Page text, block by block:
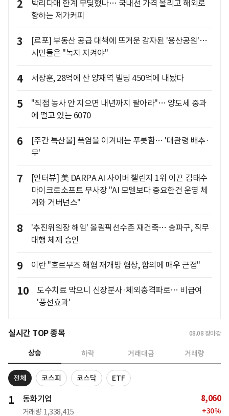
2
박리다매 한계 부딪혔나… 국내선 가격 올리고 해외로
향하는 저가커피
3
[르포] 부동산 공급 대책에 뜨거운 감자된 '용산공원'…
시민들은 "녹지 지켜야"
4 서장훈, 28억에 산 양재역 빌딩 450억에 내놨다
5
"직접 농사 안 지으면 내년까지 팔아라"… 양도세 중과
에 떨고 있는 6070
6
[주간 특산물] 폭염을 이겨내는 푸릇함… '대관령 배추·
무'
7
[인터뷰] 美 DARPA AI 사이버 챌린지 1위 이끈 김태수
마이크로소프트 부사장 "AI 모델보다 중요한건 운영 체
계와 거버넌스"
8
'추진위원장 해임' 올림픽선수촌 재건축… 송파구, 직무
대행 체제 승인
9 이란 "호르무즈 해협 재개방 협상, 합의에 매우 근접"
10
도수치료 막으니 신장분사·체외충격파로… 비급여
'풍선효과'
실시간 TOP 종목 08.08 장마감
상승 하락 거래대금 거래량
전체 코스피 코스닥 ETF
1 동화기업
거래량 1,338,415
8,060
+30%